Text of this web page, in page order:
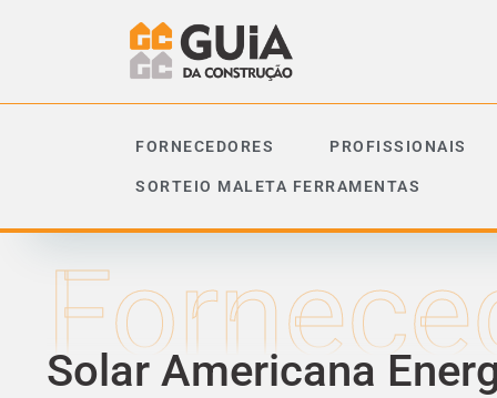
FORNECEDORES PROFISSIONAIS
SORTEIO MALETA FERRAMENTAS
Solar Americana